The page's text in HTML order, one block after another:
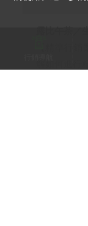
露比午茶／
【精準行